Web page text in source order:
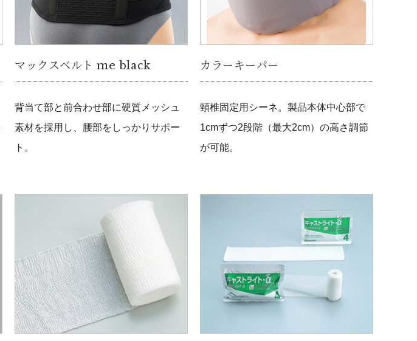
マックスベルト me black
背当て部と前合わせ部に硬質メッシュ
素材を採用し、腰部をしっかりサポー
ト。
カラーキーパー
頸椎固定用シーネ。製品本体中心部で
1cmずつ2段階（最大2cm）の高さ調節
が可能。